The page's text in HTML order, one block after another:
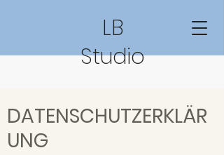
LB
Studio
DATENSCHUTZERKLÄR
UNG